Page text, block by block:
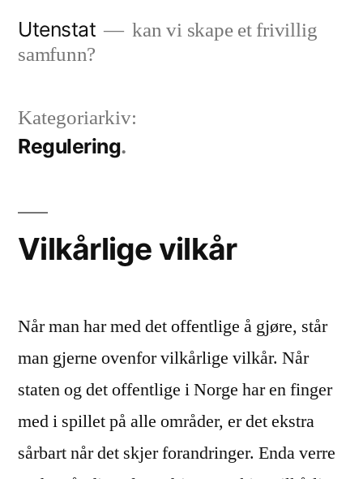
Utenstat
kan vi skape et frivillig
samfunn?
Kategoriarkiv:
Regulering
Vilkårlige vilkår
Når man har med det offentlige å gjøre, står
man gjerne ovenfor vilkårlige vilkår. Når
staten og det offentlige i Norge har en finger
med i spillet på alle områder, er det ekstra
sårbart når det skjer forandringer. Enda verre